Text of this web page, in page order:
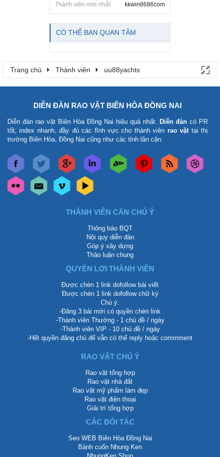
Thành viên mới nhất:
kkwin8686com
CÓ THỂ BẠN QUAN TÂM
Trang chủ Thành viên uu88yachts
DIỄN ĐÀN RAO VẶT BIÊN HÒA ĐỒNG NAI
Diễn đàn rao vặt Biên Hòa Đồng Nai hiệu quả nhất. Diễn đàn có PR
tốt, index nhanh, đầy đủ các lĩnh vực cho thành viên rao vặttại thị
trường Biên Hòa, Đồng Nai cũng như các tỉnh lân cận.
THÀNH VIÊN CẦN CHÚ Ý
Thông báo BQT
Nội quy diễn đàn
Góp ý xây dựng
Thảo luận chung
QUYỀN LỢI THÀNH VIÊN
Được chèn 1 link dofollow bài viết
Được chèn 1 link dofollow chữ ký
Chú ý:
-Đăng 3 bài mới có quyền chèn link
-Thành viên Thường - 1 chủ đề / ngày
-Thành viên VIP - 10 chủ đề / ngày
-Hết quyền đăng chủ để vẫn có thể reply hoặc commment
RAO VẶT CHÚ Ý
Rao vặt tổng hợp
Rao vặt nhà đất
Rao vặt mỹ phẩm làm đẹp
Rao vặt điện thoại
Giải trí tổng hợp
CÁC ĐỐI TÁC
Seo WEB Biên Hòa Đồng Nai
Bánh cuốn Nhung Ken